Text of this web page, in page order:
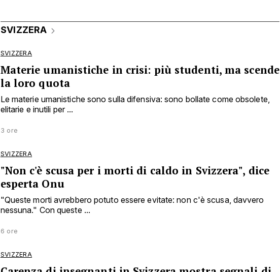
SVIZZERA
SVIZZERA
Materie umanistiche in crisi: più studenti, ma scende
la loro quota
Le materie umanistiche sono sulla difensiva: sono bollate come obsolete,
elitarie e inutili per ...
3 ore
SVIZZERA
"Non c'è scusa per i morti di caldo in Svizzera", dice
esperta Onu
"Queste morti avrebbero potuto essere evitate: non c'è scusa, davvero
nessuna." Con queste ...
6 ore
SVIZZERA